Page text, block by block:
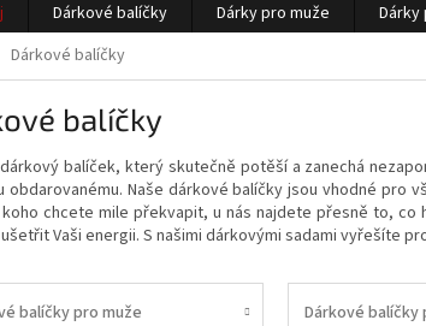
Dárkové balíčky Dárky pro muže Dárky
Dárkové balíčky
balíčky
balíček, který skutečně potěší a zanechá
obdarovanému. Naše dárkové balíčky jsou vhodné pro
chcete mile překvapit, u nás najdete přesně to, co
Vaši energii. S našimi dárkovými sadami vyřešíte
balíčky pro muže Dárkové balíčky